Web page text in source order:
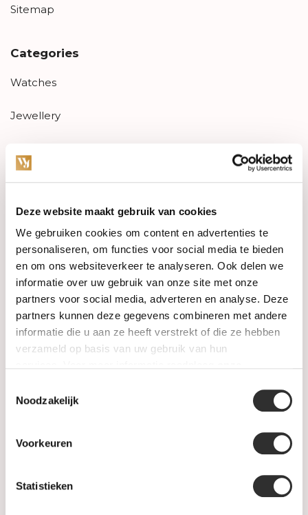
Deze website maakt gebruik van cookies
We gebruiken cookies om content en advertenties te
personaliseren, om functies voor social media te bieden
en om ons websiteverkeer te analyseren. Ook delen we
informatie over uw gebruik van onze site met onze
partners voor social media, adverteren en analyse. Deze
partners kunnen deze gegevens combineren met andere
informatie die u aan ze heeft verstrekt of die ze hebben
verzameld op basis van uw gebruik van hun
Noodzakelijk
Voorkeuren
Statistieken
Sitemap
Categories
Watches
Jewellery
PRE-OWNED
Luxury Accessories
Maatwerk
Gents Jewelry
SALE
Information
Levertijd & verzendkosten